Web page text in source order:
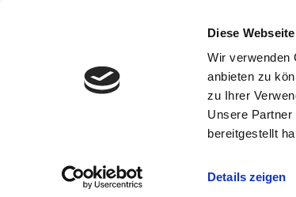
Diese
Wir verwenden
anbieten zu
zu Ihrer
Unsere
bereitgestellt
Details zeigen
bestellen und ausdrucken